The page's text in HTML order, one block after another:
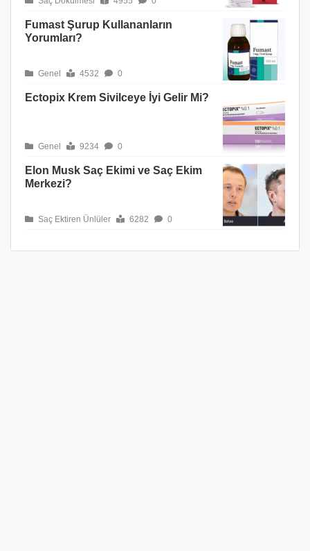
Fumast Şurup Kullananların
Yorumları?
Genel 4532 0
Ectopix Krem Sivilceye İyi Gelir Mi?
Genel 9234 0
Elon Musk Saç Ekimi ve Saç Ekim
Merkezi?
Saç Ektiren Ünlüler 6282 0